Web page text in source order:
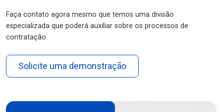
Faça contato agora mesmo que temos uma divisão
especializada que poderá auxiliar sobre os processos de
contratação.
Solicite uma demonstração